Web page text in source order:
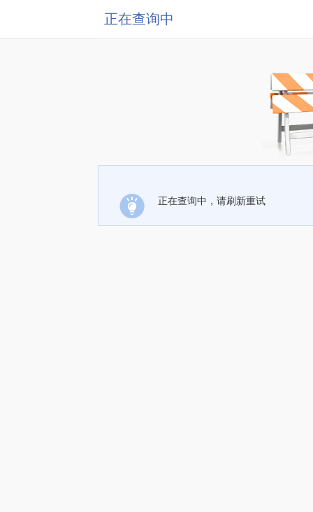
正在查询中
正在查询中，请刷新重试